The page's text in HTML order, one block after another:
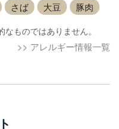
さば 大豆 豚肉
ものではありません。
>> アレルギー情報一覧